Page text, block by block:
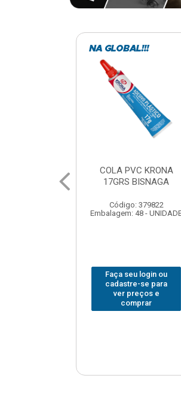
CURVA ELETRODUTO
GALVANIZADO PERFIL
Código: 379867
Embalagem: 1 - UNIDADE
Faça seu login ou
cadastre-se para
ver preços e
comprar